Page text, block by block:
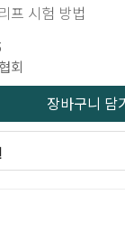
프 시험 방법
회
장바구니 담